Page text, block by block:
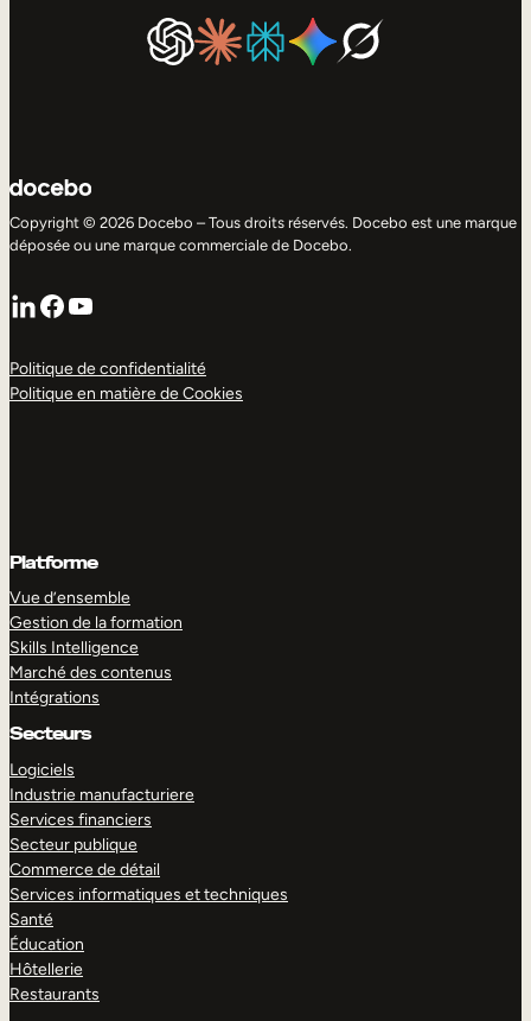
Copyright © 2026 Docebo – Tous droits réservés. Docebo est une marque
déposée ou une marque commerciale de Docebo.
LinkedIn
Facebook
YouTube
Politique de confidentialité
Politique en matière de Cookies
Platforme
Vue d’ensemble
Gestion de la formation
Skills Intelligence
Marché des contenus
Intégrations
Secteurs
Logiciels
Industrie manufacturiere
Services financiers
Secteur publique
Commerce de détail
Services informatiques et techniques
Santé
Éducation
Hôtellerie
Restaurants